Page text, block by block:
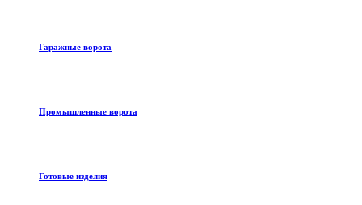
Гаражные ворота
Промышленные ворота
Готовые изделия